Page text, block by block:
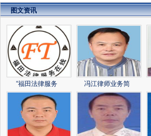
图文资讯
“福田法律服务 冯江律师业务简